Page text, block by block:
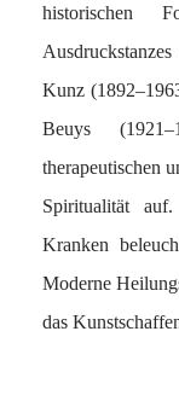
historischen
Kunz
Beuys
therapeutischen
Spiritualität auf.
Kranken
Moderne
das